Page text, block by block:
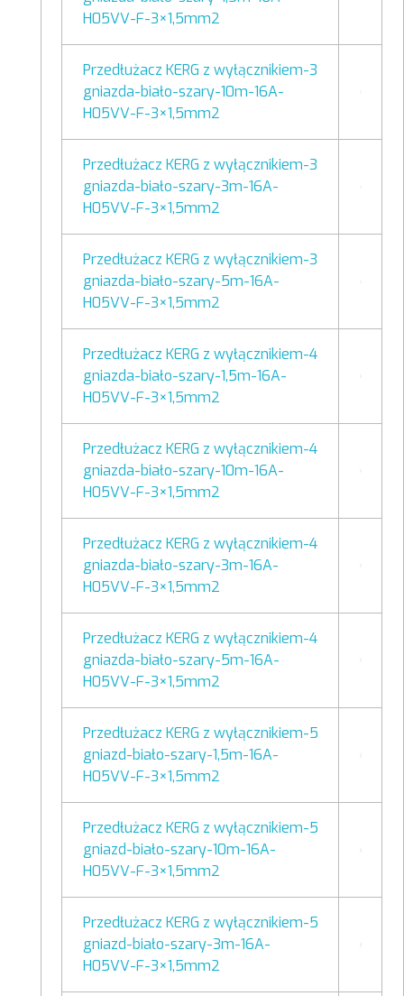
H05VV-F-3×1,5mm2
Przedłużacz KERG z wyłącznikiem-3
gniazda-biało-szary-10m-16A-
H05VV-F-3×1,5mm2
Przedłużacz KERG z wyłącznikiem-3
gniazda-biało-szary-3m-16A-
H05VV-F-3×1,5mm2
Przedłużacz KERG z wyłącznikiem-3
gniazda-biało-szary-5m-16A-
H05VV-F-3×1,5mm2
Przedłużacz KERG z wyłącznikiem-4
gniazda-biało-szary-1,5m-16A-
H05VV-F-3×1,5mm2
Przedłużacz KERG z wyłącznikiem-4
gniazda-biało-szary-10m-16A-
H05VV-F-3×1,5mm2
Przedłużacz KERG z wyłącznikiem-4
gniazda-biało-szary-3m-16A-
H05VV-F-3×1,5mm2
Przedłużacz KERG z wyłącznikiem-4
gniazda-biało-szary-5m-16A-
H05VV-F-3×1,5mm2
Przedłużacz KERG z wyłącznikiem-5
gniazd-biało-szary-1,5m-16A-
H05VV-F-3×1,5mm2
Przedłużacz KERG z wyłącznikiem-5
gniazd-biało-szary-10m-16A-
H05VV-F-3×1,5mm2
Przedłużacz KERG z wyłącznikiem-5
gniazd-biało-szary-3m-16A-
H05VV-F-3×1,5mm2